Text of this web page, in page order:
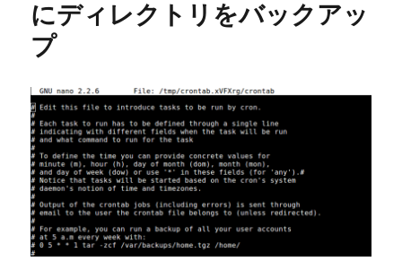
し
し
た。
へ
の
にディレクトリをバックアッ
プ